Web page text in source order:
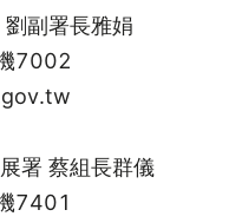
副署長雅娟
7002
署 蔡組長群儀
7401